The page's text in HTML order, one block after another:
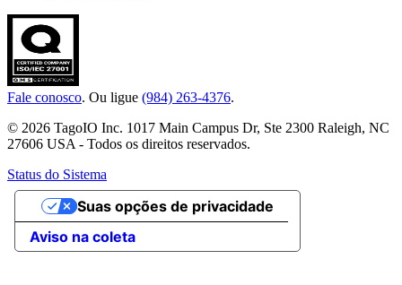
Fale conosco. Ou ligue (984) 263-4376.
© 2026 TagoIO Inc. 1017 Main Campus Dr, Ste 2300 Raleigh, NC
27606 USA - Todos os direitos reservados.
Status do Sistema
Aviso na coleta
Suas opções de privacidade